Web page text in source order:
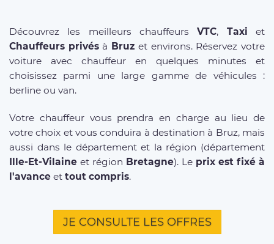
Découvrez les meilleurs chauffeursVTC, Taxi et
Chauffeurs privésà Bruz et environs. Réservez votre
voiture avec chauffeur en quelques minutes et
choisissez parmi une large gamme de véhicules :
berline ou van.
Votre chauffeur vous prendra en charge au lieu de
votre choix et vous conduira à destination à Bruz, mais
aussi dans le département et la région (département
Ille-Et-Vilaine et région Bretagne). Le prix est fixé à
l'avance et tout compris.
JE CONSULTE LES OFFRES